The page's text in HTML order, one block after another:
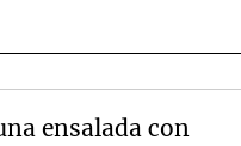
ensalada con